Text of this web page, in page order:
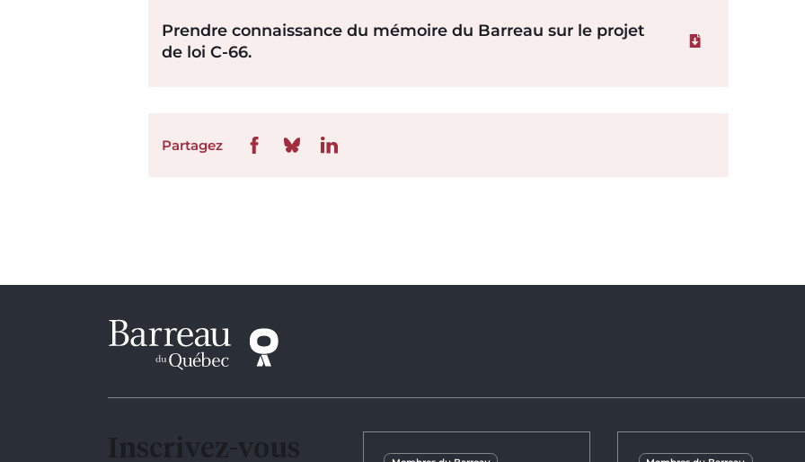
Prendre connaissance du mémoire du Barreau sur le projet
de loi C-66.
Télécharger le
Partagez